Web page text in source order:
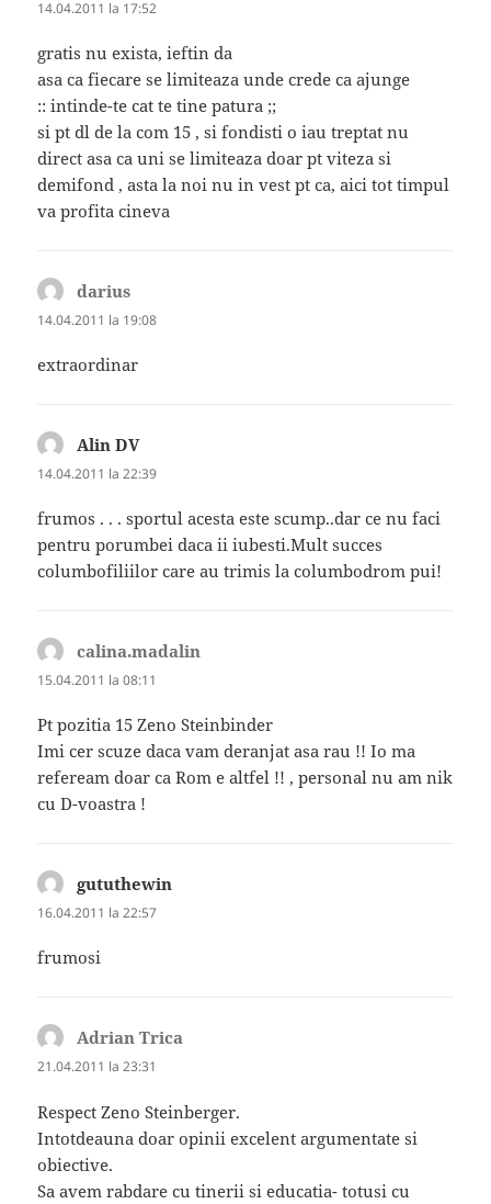
14.04.2011 la 17:52
gratis nu exista, ieftin da
asa ca fiecare se limiteaza unde crede ca ajunge
:: intinde-te cat te tine patura ;;
si pt dl de la com 15 , si fondisti o iau treptat nu
direct asa ca uni se limiteaza doar pt viteza si
demifond , asta la noi nu in vest pt ca, aici tot timpul
va profita cineva
darius
14.04.2011 la 19:08
extraordinar
Alin DVspune:
14.04.2011 la 22:39
frumos . . . sportul acesta este scump..dar ce nu faci
pentru porumbei daca ii iubesti.Mult succes
columbofiliilor care au trimis la columbodrom pui!
calina.madalin
15.04.2011 la 08:11
Pt pozitia 15 Zeno Steinbinder
Imi cer scuze daca vam deranjat asa rau !! Io ma
refeream doar ca Rom e altfel !! , personal nu am nik
cu D-voastra !
gututhewin
16.04.2011 la 22:57
frumosi
Adrian Trica
21.04.2011 la 23:31
Respect Zeno Steinberger.
Intotdeauna doar opinii excelent argumentate si
obiective.
Sa avem rabdare cu tinerii si educatia- totusi cu